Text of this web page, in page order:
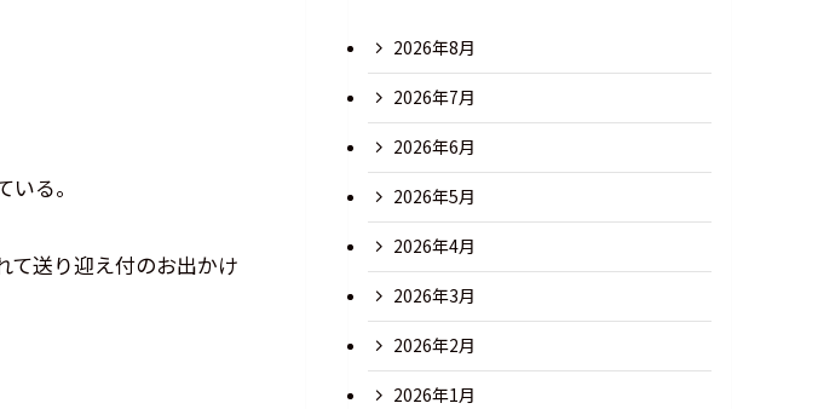
る。
て送り迎え付のお出かけ
2026年8月
2026年7月
2026年6月
2026年5月
2026年4月
2026年3月
2026年2月
2026年1月